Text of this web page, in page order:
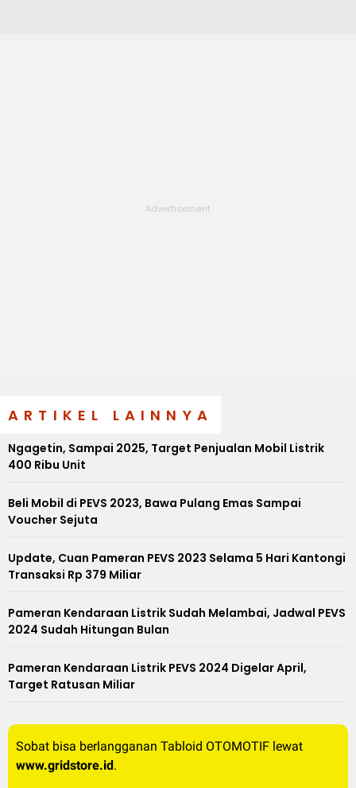
ARTIKEL LAINNYA
Ngagetin, Sampai 2025, Target Penjualan Mobil Listrik
400 Ribu Unit
Beli Mobil di PEVS 2023, Bawa Pulang Emas Sampai
Voucher Sejuta
Update, Cuan Pameran PEVS 2023 Selama 5 Hari Kantongi
Transaksi Rp 379 Miliar
Pameran Kendaraan Listrik Sudah Melambai, Jadwal PEVS
2024 Sudah Hitungan Bulan
Pameran Kendaraan Listrik PEVS 2024 Digelar April,
Target Ratusan Miliar
Sobat bisa berlangganan Tabloid OTOMOTIF lewat
www.gridstore.id.